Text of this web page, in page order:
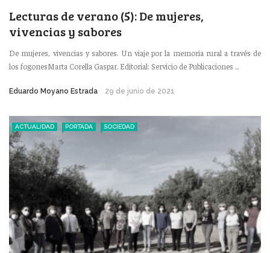
Lecturas de verano (5): De mujeres,
vivencias y sabores
De mujeres, vivencias y sabores. Un viaje por la memoria rural a través de
los fogonesMarta Corella Gaspar. Editorial: Servicio de Publicaciones ...
Eduardo Moyano Estrada 29 de junio de 2021
ACTUALIDAD PORTADA SOCIEDAD